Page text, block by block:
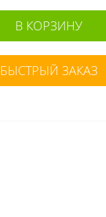
В КОРЗИНУ
БЫСТРЫЙ ЗАКАЗ